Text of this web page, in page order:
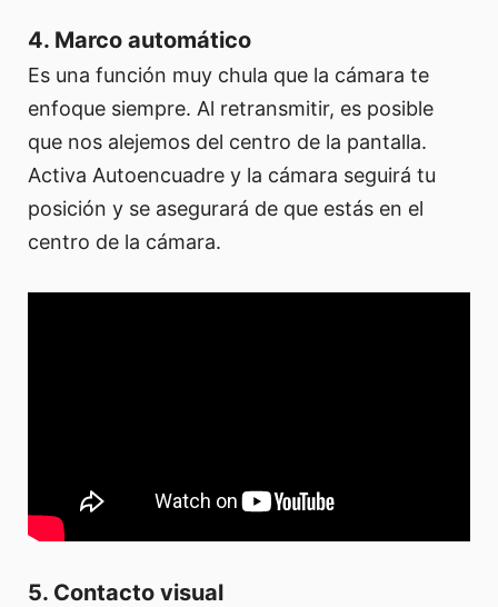
4. Marco automático
Es una función muy chula que la cámara te
enfoque siempre. Al retransmitir, es posible
que nos alejemos del centro de la pantalla.
Activa Autoencuadre y la cámara seguirá tu
posición y se asegurará de que estás en el
centro de la cámara.
5. Contacto visual